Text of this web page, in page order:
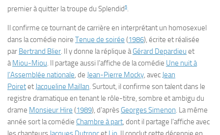
premier à quitter la troupe du Splendid5.
Il confirme ce tournant de carrière en interprétant un homosexuel
dans la comédie noire Tenue de soirée (1986), écrite et réalisée
par Bertrand Blier. Il y donne la réplique àGérard Depardieu et
àMiou-Miou. Il partage aussi l’affiche de la comédie Une nuit à
l’Assemblée nationale, de Jean-Pierre Mocky, avec Jean
Poiretet Jacqueline Maillan. Surtout, il confirme son talent dans le
registre dramatique en tenant le rôle-titre, sombre et ambigu du
drame Monsieur Hire (1989), d’après Georges Simenon. La même
année sort la comédie Chambre à part, dont il partage l’affiche avec